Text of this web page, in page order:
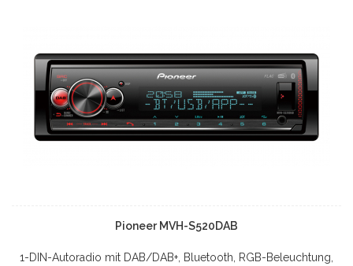
Pioneer MVH-S520DAB
1-DIN-Autoradio mit DAB/DAB+, Bluetooth, RGB-Beleuchtung,